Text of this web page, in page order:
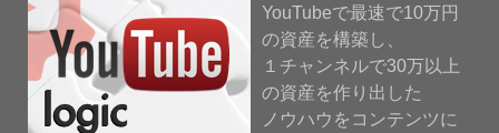
YouTubeで最速で10万円
の資産を構築し、
１チャンネルで30万以上
の資産を作り出した
ノウハウをコンテンツに